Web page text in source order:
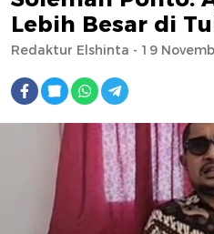
Lebih Besar di
Redaktur Elshinta - 19